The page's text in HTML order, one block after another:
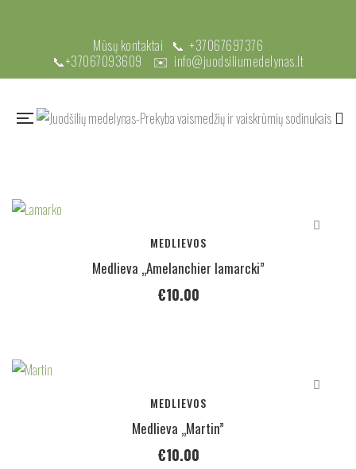
Mūsų kontaktai 📞 +37067697376
📞+37067093609 ✉️ info@juodsiliumedelynas.lt
MEDLIEVOS
Medlieva „Amelanchier lamarcki”
€10.00
MEDLIEVOS
Medlieva „Martin”
€10.00